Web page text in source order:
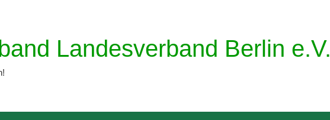
Landesverband Berlin e.V.